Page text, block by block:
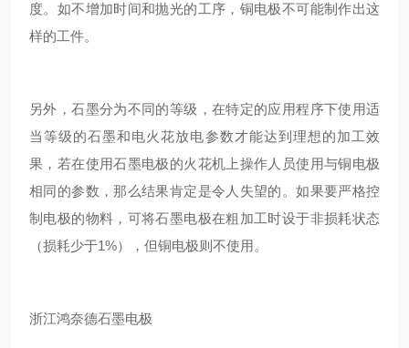
度。如不增加时间和抛光的工序，铜电极不可能制作出这
样的工件。
另外，石墨分为不同的等级，在特定的应用程序下使用适
当等级的石墨和电火花放电参数才能达到理想的加工效
果，若在使用石墨电极的火花机上操作人员使用与铜电极
相同的参数，那么结果肯定是令人失望的。如果要严格控
制电极的物料，可将石墨电极在粗加工时设于非损耗状态
（损耗少于1%），但铜电极则不使用。
浙江鸿奈德石墨电极